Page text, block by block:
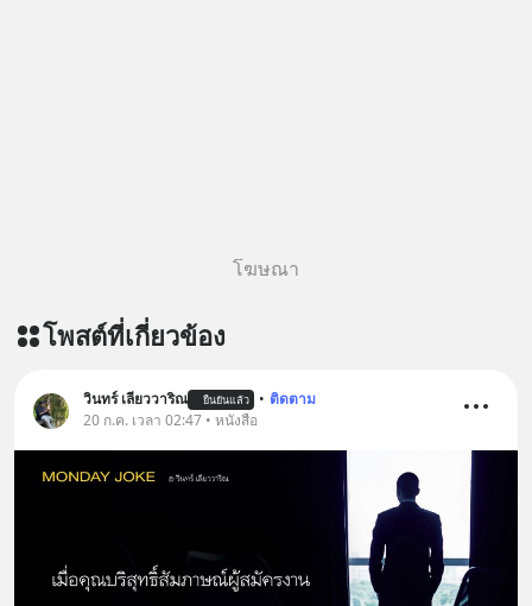
โฆษณา
โพสต์ที่เกี่ยวข้อง
วินทร์ เลียววาริณ ยืนยันแล้ว • ติดตาม
20 ก.ค. เวลา 02:47 • หนังสือ